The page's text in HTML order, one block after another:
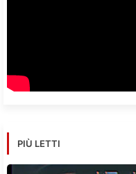
PIÙ LETTI